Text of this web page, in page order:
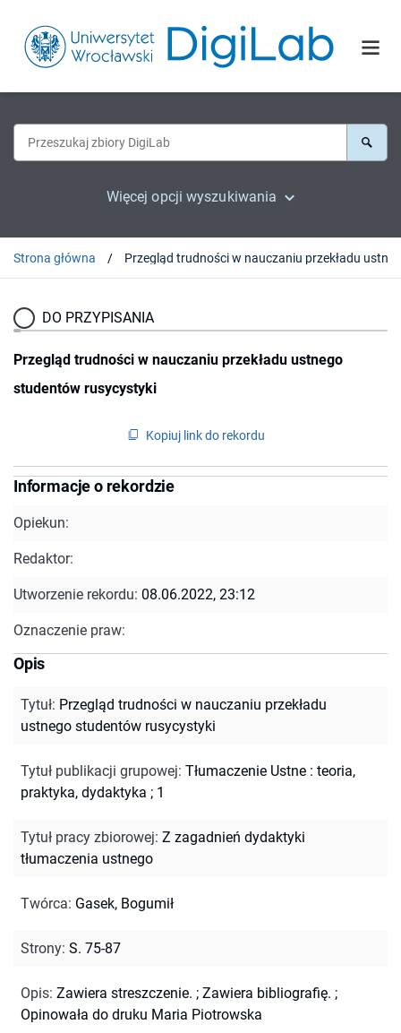
Więcej opcji wyszukiwania
Strona główna
DO PRZYPISANIA
Przegląd trudności w nauczaniu przekładu ustnego
studentów rusycystyki
Kopiuj link do rekordu
Informacje o rekordzie
Opiekun:
Redaktor:
Utworzenie rekordu: 08.06.2022, 23:12
Oznaczenie praw:
Opis
Tytuł: Przegląd trudności w nauczaniu przekładu
ustnego studentów rusycystyki
Tytuł publikacji grupowej: Tłumaczenie Ustne : teoria,
praktyka, dydaktyka ; 1
Tytuł pracy zbiorowej: Z zagadnień dydaktyki
tłumaczenia ustnego
Twórca: Gasek, Bogumił
Strony: S. 75-87
Opis: Zawiera streszczenie. ; Zawiera bibliografię. ;
Opinowała do druku Maria Piotrowska